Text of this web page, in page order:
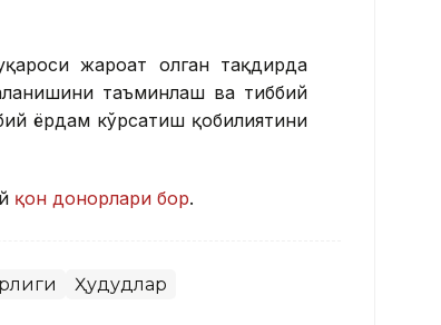
жароҳат олган тақдирда
таъминлаш ва тиббий
ёрдам кўрсатиш қобилиятини
қон донорлари бор.
Ҳудудлар